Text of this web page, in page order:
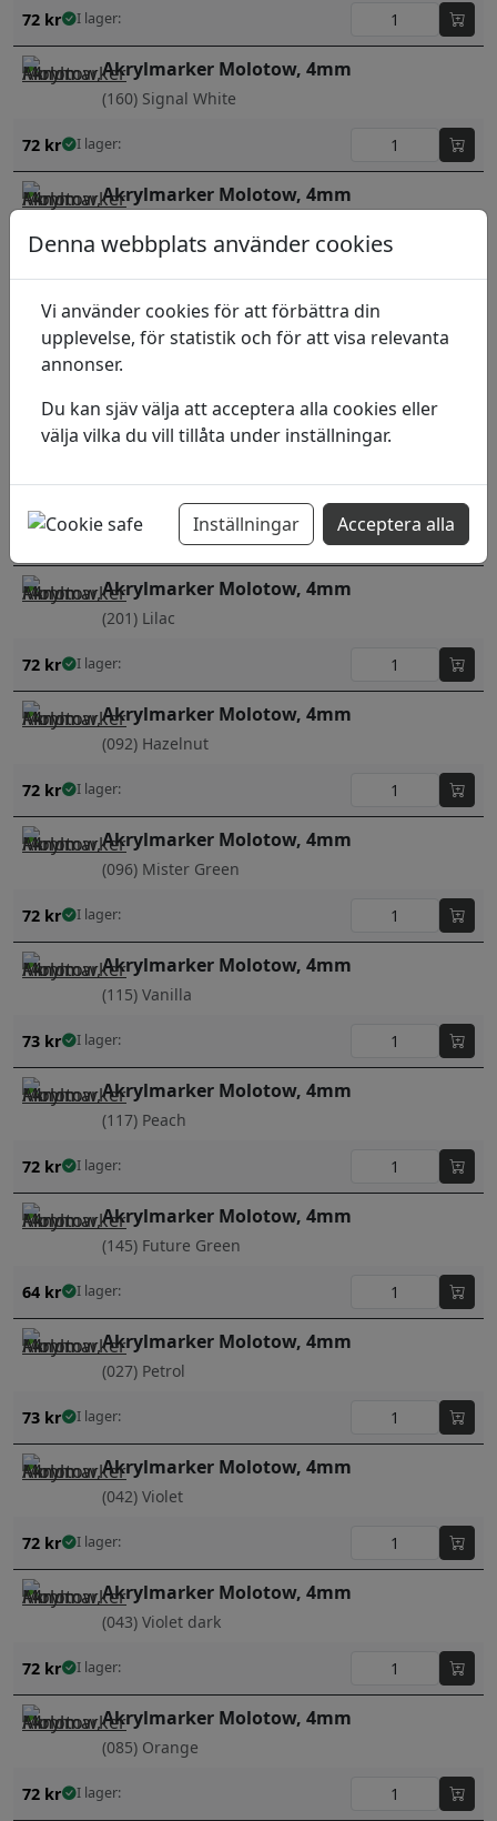
72 kr I lager:
Akrylmarker Molotow, 4mm
(160) Signal White
72 kr I lager:
Akrylmarker Molotow, 4mm
Akrylmarker Molotow, 4mm
(180) Signal Black
72kr I lager:
(200) Neon Pink
Akrylmarker Molotow, 4mm
(201) Lilac
72 kr I lager:
Akrylmarker Molotow, 4mm
(092) Hazelnut
72 kr I lager:
Akrylmarker Molotow, 4mm
(096) Mister Green
72 kr I lager:
Akrylmarker Molotow, 4mm
(115) Vanilla
73 kr I lager:
Akrylmarker Molotow, 4mm
(117) Peach
72 kr I lager:
Akrylmarker Molotow, 4mm
(145) Future Green
64 kr I lager:
Akrylmarker Molotow, 4mm
(027) Petrol
73 kr I lager:
Akrylmarker Molotow, 4mm
(042) Violet
72 kr I lager:
Akrylmarker Molotow, 4mm
(043) Violet dark
72 kr I lager:
Akrylmarker Molotow, 4mm
(085) Orange
72 kr I lager:
Denna webbplats använder cookies
Vi använder cookies för att förbättra din
upplevelse, för statistik och för att visa relevanta
annonser.
Du kan sjäv välja att acceptera alla cookies eller
välja vilka du vill tillåta under inställningar.
Inställningar Acceptera alla